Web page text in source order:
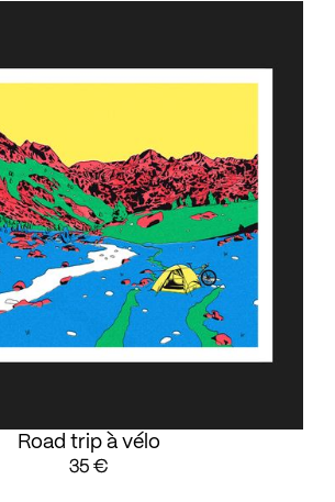
Road trip à vélo
35 €